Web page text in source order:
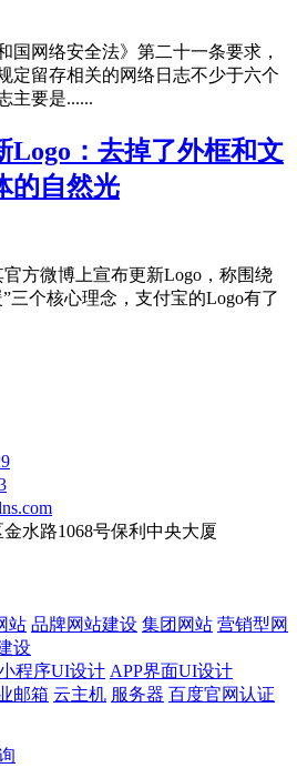
国网络安全法》第二十一条要求，
定留存相关的网络日志不少于六个
主要是......
Logo：去掉了外框和文
的自然光
方微博上宣布更新Logo，称围绕
三个核心理念，支付宝的Logo有了
水路1068号保利中央大厦
站 品牌网站建设 集团网站 营销型网
设
程序UI设计 APP界面UI设计
邮箱 云主机 服务器 百度官网认证